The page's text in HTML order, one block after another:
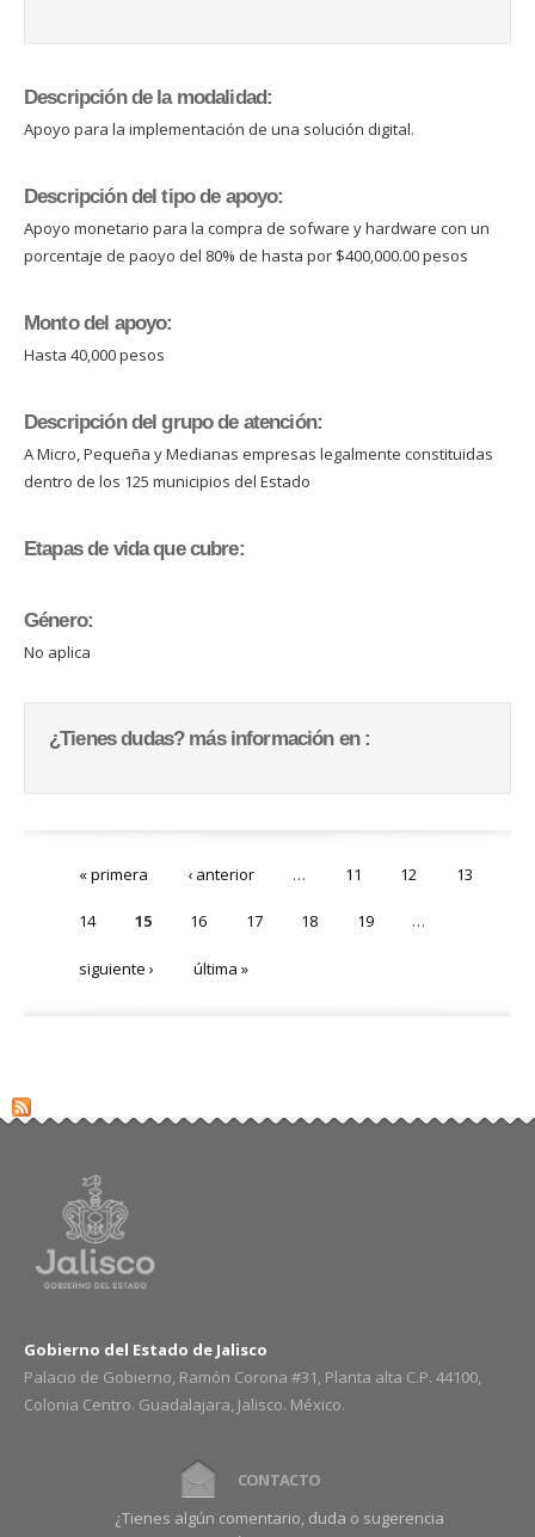
Descripción de la modalidad:
Apoyo para la implementación de una solución digital.
Descripción del tipo de apoyo:
Apoyo monetario para la compra de sofware y hardware con un
porcentaje de paoyo del 80% de hasta por $400,000.00 pesos
Monto del apoyo:
Hasta 40,000 pesos
Descripción del grupo de atención:
A Micro, Pequeña y Medianas empresas legalmente constituidas
dentro de los 125 municipios del Estado
Etapas de vida que cubre:
Género:
No aplica
¿Tienes dudas? más información en :
« primera ‹ anterior … 11 12 13
14 15 16 17 18 19 …
siguiente › última »
Gobierno del Estado de Jalisco
Palacio de Gobierno, Ramón Corona #31, Planta alta C.P. 44100,
Colonia Centro. Guadalajara, Jalisco. México.
CONTACTO
¿Tienes algún comentario, duda o sugerencia